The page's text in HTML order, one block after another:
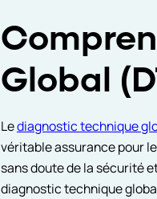
Global
Lediagnostic technique
véritable assurance pour
sans doute de la sécurité
diagnostic technique